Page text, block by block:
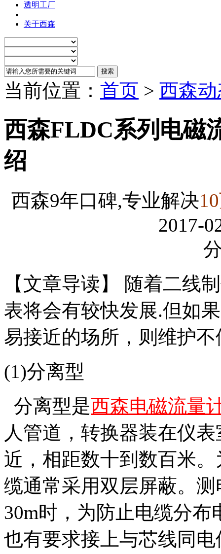
透明工厂
关于西森
当前位置： 首页 > 西森
西森FLDC系列电磁
绍
西森9年口碑,专业解决
2017-
【文章导读】 随着二线
表将会有较快发展.但如
易接近的场所，则维护不
(1)分离型
分离型是西森电磁流量
人管道，转换器装在仪
近，相距数十到数百米
缆通常采用双层屏蔽。
30m时，为防止电缆分布
也有要求接上与芯线同